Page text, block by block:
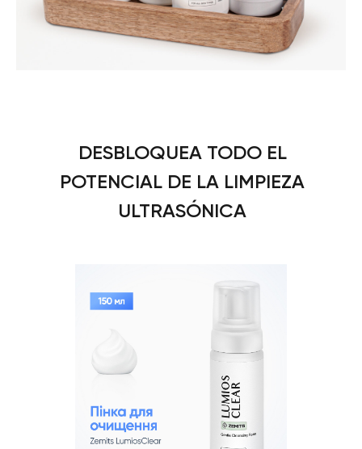
DESBLOQUEA TODO EL
POTENCIAL DE LA LIMPIEZA
ULTRASÓNICA